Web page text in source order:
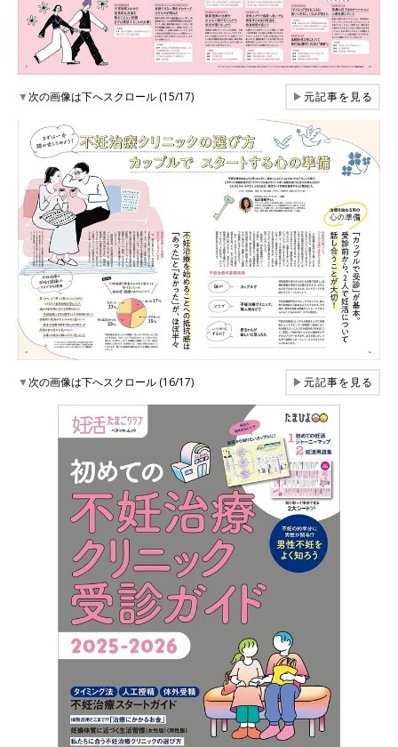
▼次の画像は下へスクロール (15/17) ▶元記事を見る
▼次の画像は下へスクロール (16/17) ▶元記事を見る